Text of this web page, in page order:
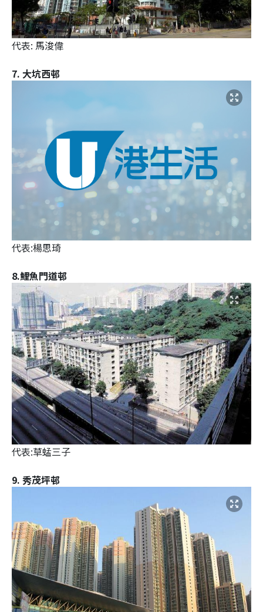
代表: 馬浚偉
7. 大坑西邨
代表:楊思琦
8.鯉魚門道邨
代表:草蜢三子
9. 秀茂坪邨